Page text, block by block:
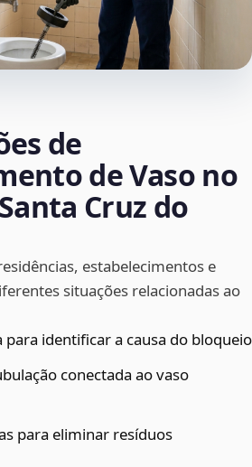
de
de Vaso no
Cruz do
estabelecimentos e
situações relacionadas ao
para identificar a causa do bloqueio
conectada ao vaso
para eliminar resíduos